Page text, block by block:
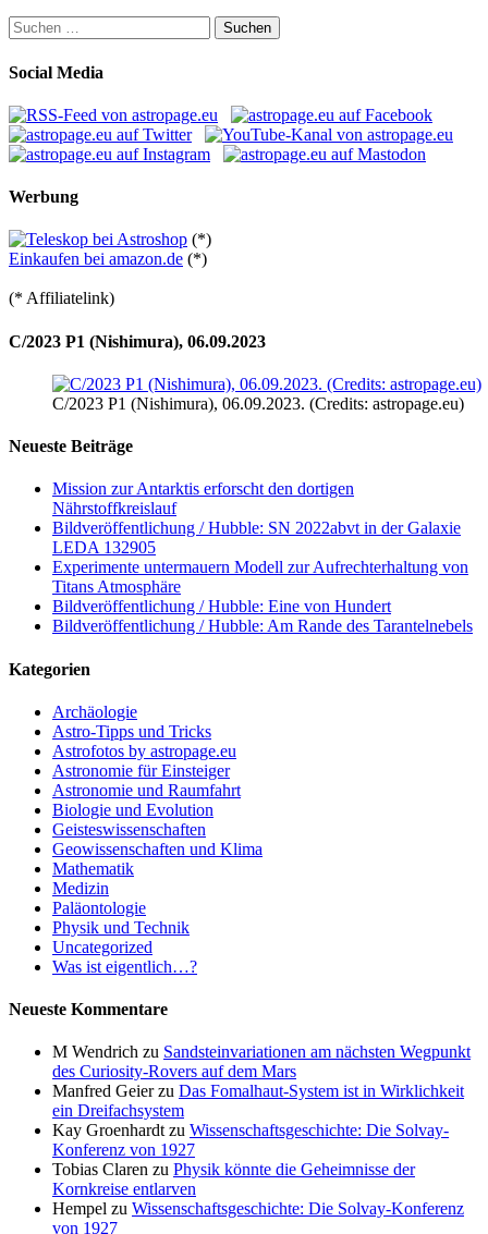
Suchen
nach:
Social Media
Werbung
(*)
Einkaufen bei amazon.de (*)
(* Affiliatelink)
C/2023 P1 (Nishimura), 06.09.2023
C/2023 P1 (Nishimura), 06.09.2023. (Credits: astropage.eu)
Neueste Beiträge
Mission zur Antarktis erforscht den dortigen
Nährstoffkreislauf
Bildveröffentlichung / Hubble: SN 2022abvt in der Galaxie
LEDA 132905
Experimente untermauern Modell zur Aufrechterhaltung von
Titans Atmosphäre
Bildveröffentlichung / Hubble: Eine von Hundert
Bildveröffentlichung / Hubble: Am Rande des Tarantelnebels
Kategorien
Archäologie
Astro-Tipps und Tricks
Astrofotos by astropage.eu
Astronomie für Einsteiger
Astronomie und Raumfahrt
Biologie und Evolution
Geisteswissenschaften
Geowissenschaften und Klima
Mathematik
Medizin
Paläontologie
Physik und Technik
Uncategorized
Was ist eigentlich…?
Neueste Kommentare
M Wendrich zu Sandsteinvariationen am nächsten Wegpunkt
des Curiosity-Rovers auf dem Mars
Manfred Geierzu Das Fomalhaut-System ist in Wirklichkeit
ein Dreifachsystem
Kay Groenhardtzu Wissenschaftsgeschichte: Die Solvay-
Konferenz von 1927
Tobias Claren zu Physik könnte die Geheimnisse der
Kornkreise entlarven
Hempel zu Wissenschaftsgeschichte: Die Solvay-Konferenz
von 1927